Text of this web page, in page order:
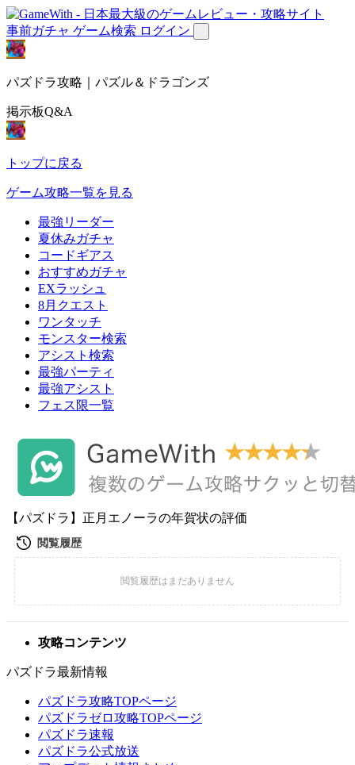
事前ガチャ ゲーム検索 ログイン
パズドラ攻略｜パズル＆ドラゴンズ
掲示板Q&A
トップに戻る
ゲーム攻略一覧を見る
最強リーダー
夏休みガチャ
コードギアス
おすすめガチャ
EXラッシュ
8月クエスト
ワンタッチ
モンスター検索
アシスト検索
最強パーティ
最強アシスト
フェス限一覧
【パズドラ】正月エノーラの年賀状の評価
攻略コンテンツ
パズドラ最新情報
パズドラ攻略TOPページ
パズドラゼロ攻略TOPページ
パズドラ速報
パズドラ公式放送